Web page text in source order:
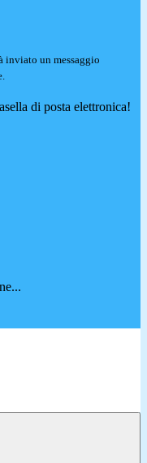
inviato un messaggio
di posta elettronica!